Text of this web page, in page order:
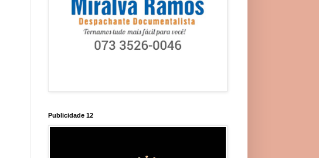
Publicidade 12